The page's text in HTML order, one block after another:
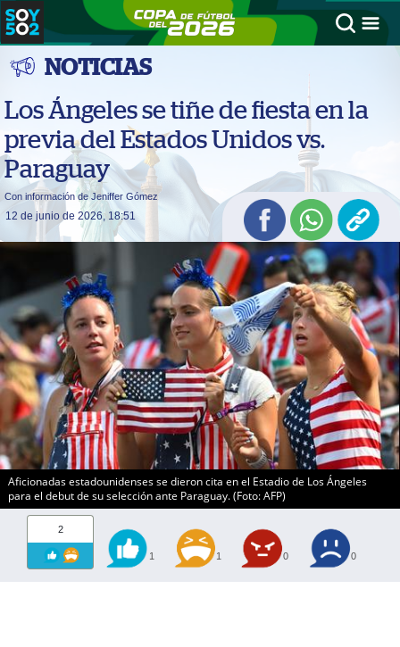
NOTICIAS
Los Ángeles se tiñe de fiesta en la
previa del Estados Unidos vs.
Paraguay
Con información de Jeniffer Gómez
12 de junio de 2026, 18:51
Aficionadas estadounidenses se dieron cita en el Estadio de Los Ángeles
para el debut de su selección ante Paraguay. (Foto: AFP)
2
1 1 0 0